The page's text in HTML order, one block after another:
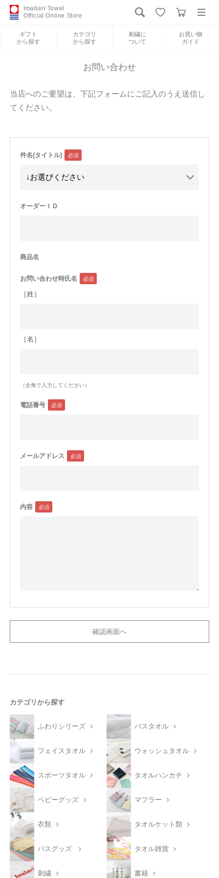
Imabari Towel
Official Online Store
ギフト
から探す
カテゴリ
から探す
刺繍に
ついて
お買い物
ガイド
新規会員登録
カテゴリから探す
お買い物ガイド
International Shipping
会員サービス
規約
お問い合わせ
当店へのご要望は、下記フォームにご記入のうえ送信し
てください。
件名(タイトル)
オーダーＩＤ
商品名
お問い合わせ時氏名
［姓］
［名］
（全角で入力してください）
電話番号
メールアドレス
内容
カテゴリから探す
ふわりシリーズ バスタオル
フェイスタオル ウォッシュタオル
スポーツタオル タオルハンカチ
ベビーグッズ マフラー
衣類 タオルケット類
バスグッズ タオル雑貨
刺繍 書籍